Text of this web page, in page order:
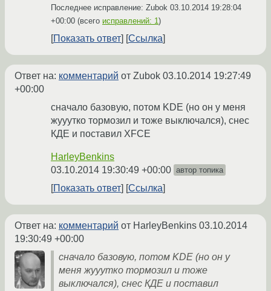
Последнее исправление: Zubok 03.10.2014 19:28:04
+00:00 (всего исправлений: 1)
Показать ответ Ссылка
Ответ на: комментарий от Zubok 03.10.2014 19:27:49
+00:00
сначало базовую, потом KDE (но он у меня
жууутко тормозил и тоже выключался), снес
КДЕ и поставил XFCE
HarleyBenkins
03.10.2014 19:30:49 +00:00 автор топика
Показать ответ Ссылка
Ответ на: комментарий от HarleyBenkins 03.10.2014
19:30:49 +00:00
сначало базовую, потом KDE (но он у
меня жууутко тормозил и тоже
выключался), снес КДЕ и поставил